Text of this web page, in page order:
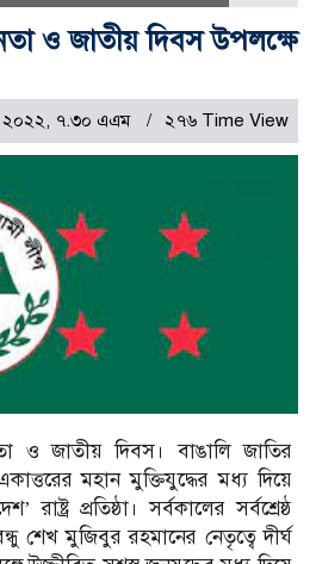
ও জাতীয় দিবস উপলক্ষে
২০২২, ৭.৩০ এএম ২৭৬ Time View
ও জাতীয় দিবস। বাঙালি জাতির
মহান মুক্তিযুদ্ধের মধ্য দিয়ে
রাষ্ট্র প্রতিষ্ঠা। সর্বকালের সর্বশ্রেষ্ঠ
শেখ মুজিবুর রহমানের নেতৃত্বে দীর্ঘ